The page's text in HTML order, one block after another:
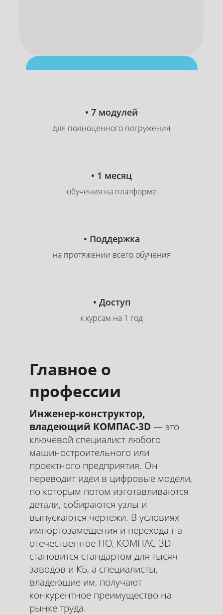
КОМПАС-3Dдля
инженеров
Полный практический курс по 3D-
моделированию на базе Компас-3Д для
инженеров-конструкторов,
проектировщиков и технологов. Вы
освоите создание трёхмерных
твёрдотельных моделей деталей, сборок
любой сложности, ассоциативных
чертежей и спецификаций по ЕСКД.
• 7 модулей
для полноценного погружения
• 1 месяц
обучения на платформе
• Поддержка
на протяжении всего обучения
• Доступ
к курсам на 1 год
Главное о
профессии
Инженер-конструктор,
владеющий КОМПАС-3D — это
ключевой специалист любого
машиностроительного или
проектного предприятия. Он
переводит идеи в цифровые модели,
по которым потом изготавливаются
детали, собираются узлы и
выпускаются чертежи. В условиях
импортозамещения и перехода на
отечественное ПО, КОМПАС-3D
становится стандартом для тысяч
заводов и КБ, а специалисты,
владеющие им, получают
конкурентное преимущество на
рынке труда.